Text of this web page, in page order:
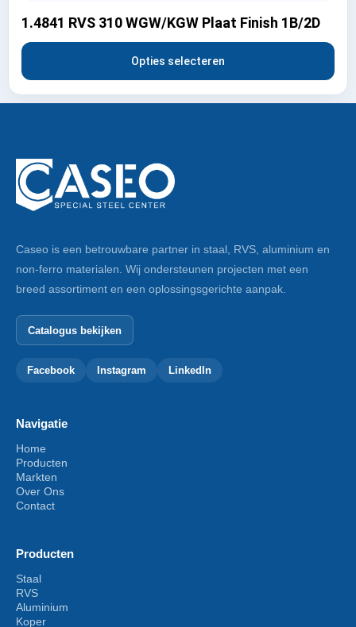
1.4841 RVS 310 WGW/KGW Plaat Finish 1B/2D
Opties selecteren
Caseo is een betrouwbare partner in staal, RVS, aluminium en
non-ferro materialen. Wij ondersteunen projecten met een
breed assortiment en een oplossingsgerichte aanpak.
Catalogus bekijken
Facebook Instagram LinkedIn
Navigatie
Home
Producten
Markten
Over Ons
Contact
Producten
Staal
RVS
Aluminium
Koper